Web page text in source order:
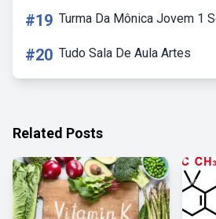
#19 Turma Da Mônica Jovem 1
#20 Tudo Sala De Aula Artes
Related Posts